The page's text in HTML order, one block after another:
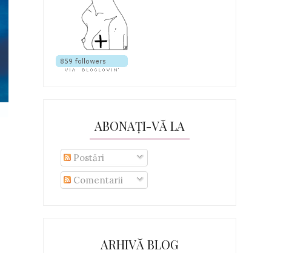
ABONAȚI-VĂ LA
Postări
Comentarii
ARHIVĂ BLOG